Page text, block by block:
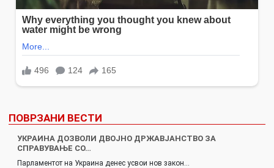
ПОВРЗАНИ ВЕСТИ
УКРАИНА ДОЗВОЛИ ДВОЈНО ДРЖАВЈАНСТВО ЗА
СПРАВУВАЊЕ СО…
Парламентот на Украина денес усвои нов закон…